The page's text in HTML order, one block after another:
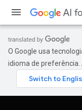
O Google usa
idioma de preferência.